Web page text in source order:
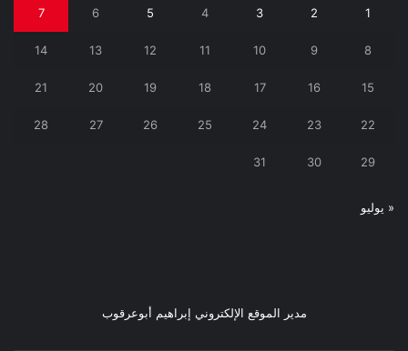
1
2
3
4
5
6
7
8
9
10
11
12
13
14
15
16
17
18
19
20
21
22
23
24
25
26
27
28
29
30
31
« يوليو
مدير الموقع الإلكتروني إبراهيم أبوعرقوب